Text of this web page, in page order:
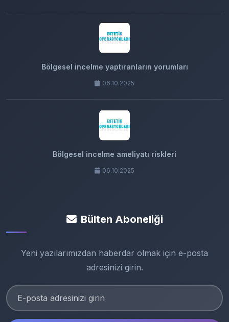
Bölgesel incelme yaptıranların yorumları
06.10.2025
Bölgesel incelme ameliyatı riskleri
06.10.2025
Bülten Aboneliği
Yeni yazılarımızdan haberdar olmak için e-posta
adresinizi girin.